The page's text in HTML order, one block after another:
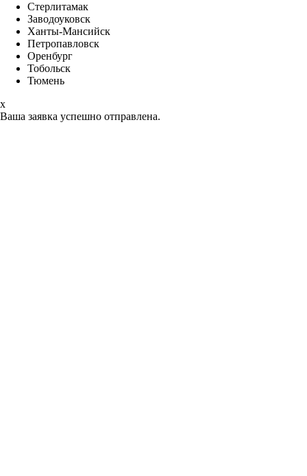
Стерлитамак
Заводоуковск
Ханты-Мансийск
Петропавловск
Оренбург
Тобольск
Тюмень
x
Ваша заявка успешно отправлена.